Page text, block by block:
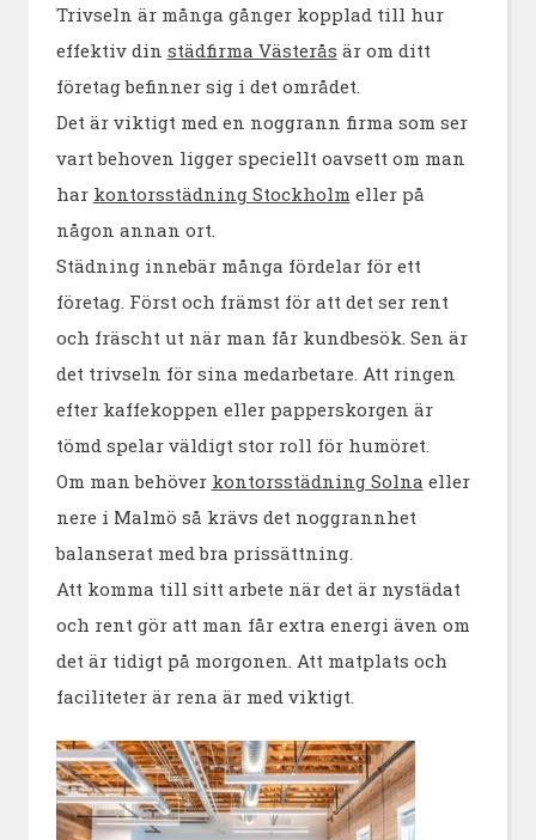
Trivseln är många gånger kopplad till hur
effektiv din städfirma Västerås är om ditt
företag befinner sig i det området.
Det är viktigt med en noggrann firma som ser
vart behoven ligger speciellt oavsett om man
har kontorsstädning Stockholm eller på
någon annan ort.
Städning innebär många fördelar för ett
företag. Först och främst för att det ser rent
och fräscht ut när man får kundbesök. Sen är
det trivseln för sina medarbetare. Att ringen
efter kaffekoppen eller papperskorgen är
tömd spelar väldigt stor roll för humöret.
Om man behöver kontorsstädning Solna eller
nere i Malmö så krävs det noggrannhet
balanserat med bra prissättning.
Att komma till sitt arbete när det är nystädat
och rent gör att man får extra energi även om
det är tidigt på morgonen. Att matplats och
faciliteter är rena är med viktigt.